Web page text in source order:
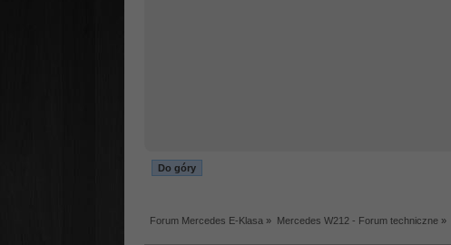
Do góry
Forum Mercedes E-Klasa » Mercedes W212 - Forum techniczne»